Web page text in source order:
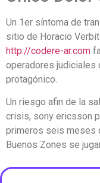
Un 1er síntoma de
sitio de Horacio
http://codere-ar.com
operadores judiciales
protagónico.
Un riesgo afin de la
crisis, sony ericsson
primeros seis meses
Buenos Zones se